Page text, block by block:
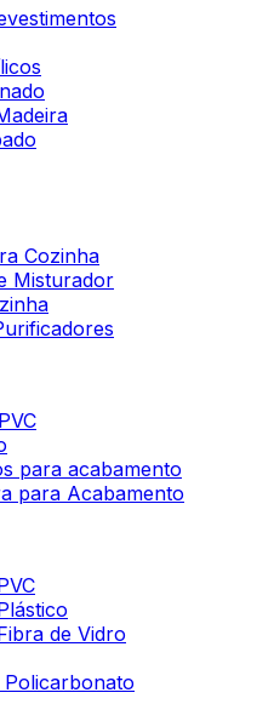
Cozinha
Misturador
para acabamento
para Acabamento
de Vidro
Policarbonato